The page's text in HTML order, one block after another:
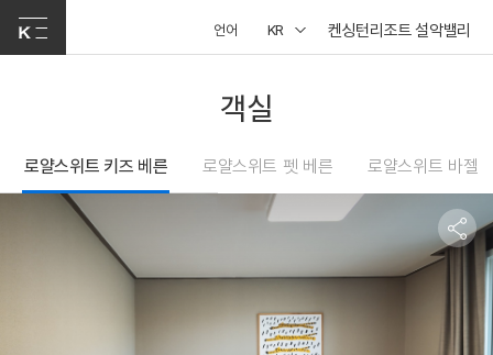
언어 KR 켄싱턴리조트 설악밸리
객실
로얄스위트 키즈 베른 로얄스위트 펫 베른 로얄스위트 바젤